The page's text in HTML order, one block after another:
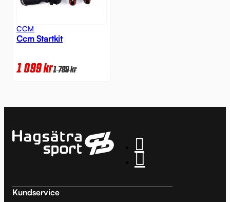
CCM
Ccm Startkit
1 099kr1 799kr
Kundservice